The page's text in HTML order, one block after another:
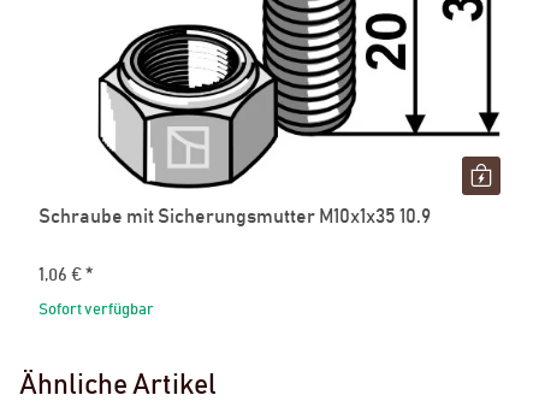
Schraube mit Sicherungsmutter M10x1x35 10.9
1,06 € *
Sofort verfügbar
Ähnliche Artikel